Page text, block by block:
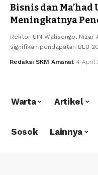
Bisnis dan
Meningkatnya
Rektor UIN Walisongo, Nizar
signifikan pendapatan BLU
Redaksi SKM Amanat 4 April
Warta Artikel
Sosok Lainnya